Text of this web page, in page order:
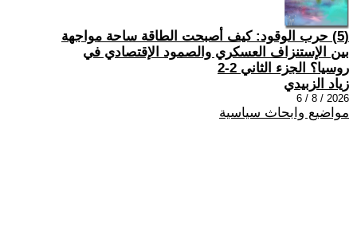
(5) حرب الوقود: كيف أصبحت الطاقة ساحة مواجهة
بين الإستنزاف العسكري والصمود الإقتصادي في
روسيا؟ الجزء الثاني 2-2
زياد الزبيدي
2026 / 8 / 6
مواضيع وابحاث سياسية